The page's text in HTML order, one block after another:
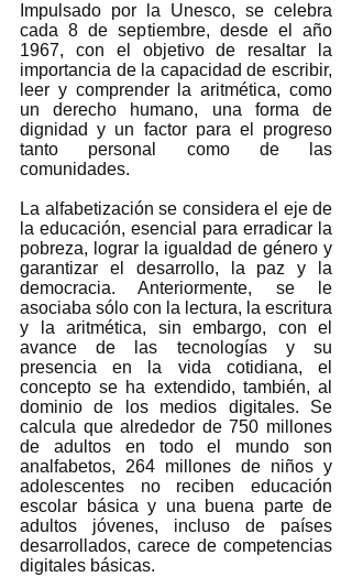
Impulsado por la Unesco, se celebra
cada 8 de septiembre, desde el año
1967, con el objetivo de resaltar la
importancia de la capacidad de escribir,
leer y comprender la aritmética, como
un derecho humano, una forma de
dignidad y un factor para el progreso
tanto personal como de las
comunidades.
La alfabetización se considera el eje de
la educación, esencial para erradicar la
pobreza, lograr la igualdad de género y
garantizar el desarrollo, la paz y la
democracia. Anteriormente, se le
asociaba sólo con la lectura, la escritura
y la aritmética, sin embargo, con el
avance de las tecnologías y su
presencia en la vida cotidiana, el
concepto se ha extendido, también, al
dominio de los medios digitales. Se
calcula que alrededor de 750 millones
de adultos en todo el mundo son
analfabetos, 264 millones de niños y
adolescentes no reciben educación
escolar básica y una buena parte de
adultos jóvenes, incluso de países
desarrollados, carece de competencias
digitales básicas.